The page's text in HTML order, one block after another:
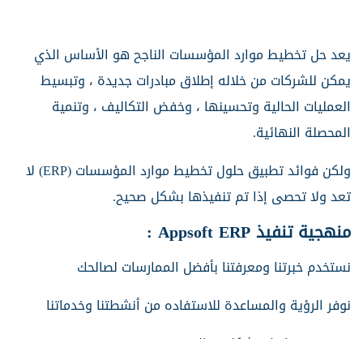
يعد حل تخطيط موارد المؤسسات الناجح هو الأساس الذي
يمكن للشركات من خلاله إطلاق مبادرات جديدة ، وتبسيط
العمليات الحالية وتحسينها ، وخفض التكاليف ، وتنمية
المحصلة النهائية.
ولكن فوائد تطبيق حلول تخطيط موارد المؤسسات (ERP) لا
تعد ولا تحصى إذا تم تنفيذها بشكل صحيح.
منهجية تنفيذ Appsoft ERP :
نستخدم خبرتنا ومعرفتنا بأفضل الممارسات لصالحك
نوفر الرؤية والمساعدة للاستفاده من أنشطتنا وخدماتنا